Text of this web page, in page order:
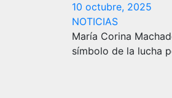
10 octubre, 2025
NOTICIAS
María Corina
símbolo de la lucha